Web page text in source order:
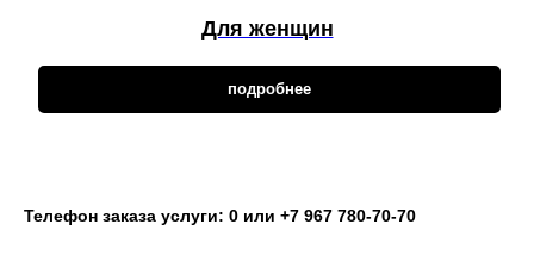
Для женщин
подробнее
Телефон заказа услуги: 0 или +7 967 780-70-70